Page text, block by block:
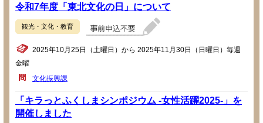
令和7年度「東北文化の日」について
観光・文化・教育
2025年10月25日（土曜日）から 2025年11月30日（日曜日）毎週
金曜
文化振興課
「キラっとふくしまシンポジウム -女性活躍2025-」を
開催しました